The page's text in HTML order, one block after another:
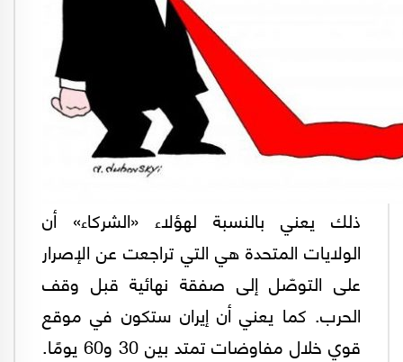
ذلك يعني بالنسبة لهؤلاء «الشركاء» أن
الولايات المتحدة هي التي تراجعت عن الإصرار
على التوصّل إلى صفقة نهائية قبل وقف
الحرب. كما يعني أن إيران ستكون في موقع
قوي خلال مفاوضات تمتد بين 30 و60 يومًا.